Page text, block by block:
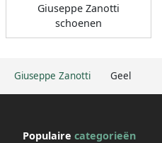
Giuseppe Zanotti Geel
Giuseppe Zanotti
schoenen
Populaire categorieën